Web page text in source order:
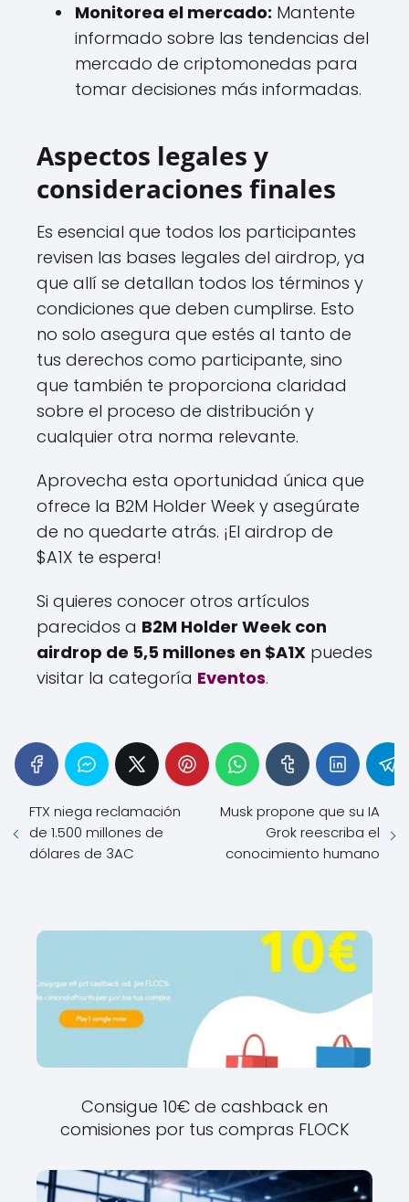
Monitorea el mercado: Mantente
informado sobre las tendencias del
mercado de criptomonedas para
tomar decisiones más informadas.
Aspectos legales y
consideraciones finales
Es esencial que todos los participantes
revisen las bases legales del airdrop, ya
que allí se detallan todos los términos y
condiciones que deben cumplirse. Esto
no solo asegura que estés al tanto de
tus derechos como participante, sino
que también te proporciona claridad
sobre el proceso de distribución y
cualquier otra norma relevante.
Aprovecha esta oportunidad única que
ofrece la B2M Holder Week y asegúrate
de no quedarte atrás. ¡El airdrop de
$A1X te espera!
Si quieres conocer otros artículos
parecidos a B2M Holder Week con
airdrop de 5,5 millones en $A1X puedes
visitar la categoría Eventos.
FTX niega reclamación
de 1.500 millones de
dólares de 3AC
Musk propone que su IA
Grok reescriba el
conocimiento humano
Consigue 10€ de cashback en
comisiones por tus compras FLOCK